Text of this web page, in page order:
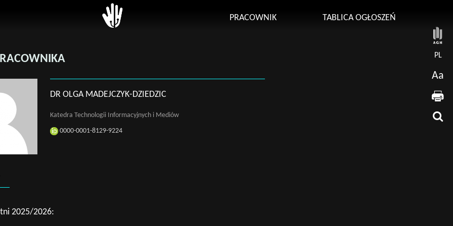
(Unitime)
Baza
Obieralnych
i zarządzenia
PRACOWNIK
TABLICA OGŁOSZEŃ
PL
Aa
DR OLGA MADEJCZYK-DZIEDZIC
Katedra Technologii Informacyjnych i Mediów
0000-0001-8129-9224
2025/2026: